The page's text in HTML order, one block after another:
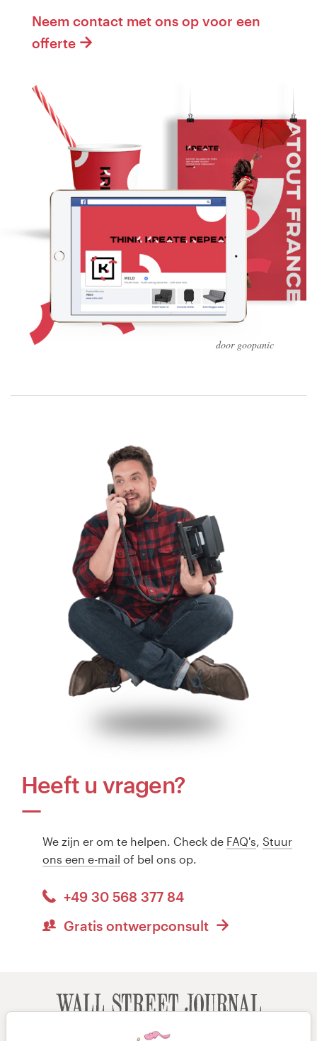
door goopanic
Neem contact met ons op voor een
offerte
Heeft u vragen?
We zijn er om te helpen. Check de FAQ's Stuur
ons een e-mail of bel ons op.
+49 30 568 377 84
Gratis ontwerpconsult